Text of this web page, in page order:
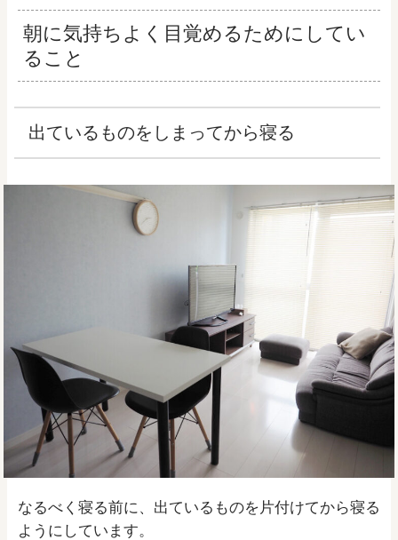
朝に気持ちよく目覚めるためにしてい
ること
出ているものをしまってから寝る
なるべく寝る前に、出ているものを片付けてから寝る
ようにしています。